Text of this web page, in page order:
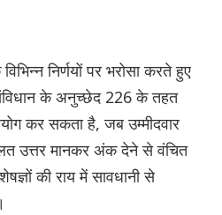
निर्णयों पर भरोसा करते हुए
संविधान के अनुच्छेद 226 के तहत
कर सकता है, जब उम्मीदवार
उत्तर मानकर अंक देने से वंचित
की राय में सावधानी से